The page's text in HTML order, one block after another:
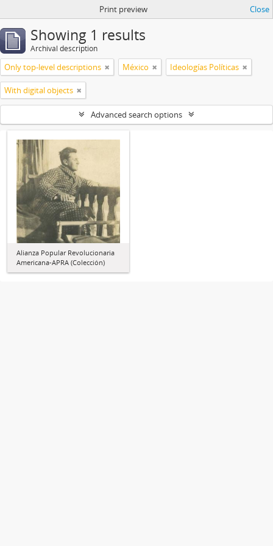
Print preview Close
Showing 1 results
Archival description
Only top-level descriptions México Ideologías Políticas
With digital objects
Advanced search options
Alianza Popular Revolucionaria
Americana-APRA (Colección)